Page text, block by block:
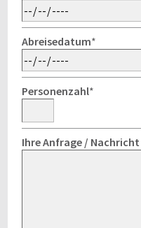
Abreisedatum*
Personenzahl*
Ihre Anfrage / Nachricht